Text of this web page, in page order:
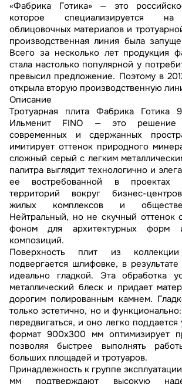
«Фабрика Готика» — это
которое специализируется на
облицовочных материалов и
производственная линия была
Всего за несколько лет продукция
стала настолько популярной у
превысил предложение. Поэтому в
открыла вторую производственную
Описание
Тротуарная плита Фабрика Готика
Ильменит FINO — это решение
современных и сдержанных
имитирует оттенок природного
сложный серый с легким
палитра выглядит технологично и
ее востребованной в проектах
территорий вокруг бизнес-
жилых комплексов и
Нейтральный, но не скучный оттенок
фоном для архитектурных форм
композиций.
Поверхность плит из
подвергается шлифовке, в результате
идеально гладкой. Эта обработка
металлический блеск и придает
дорогим полированным камнем.
только эстетично, но и
передвигаться, и оно легко
формат 900х300 мм оптимизирует
позволяя быстрее выполнять
больших площадей и тротуаров.
Принадлежность к группе
мм подтверждают высокую